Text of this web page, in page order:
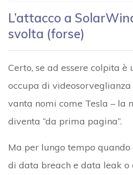
L’attacco a
svolta (forse)
Certo, se ad essere colpita è
occupa di
vanta nomi come Tesla – la
diventa “da prima pagina”.
Ma per lungo tempo
di data breach e data leak o